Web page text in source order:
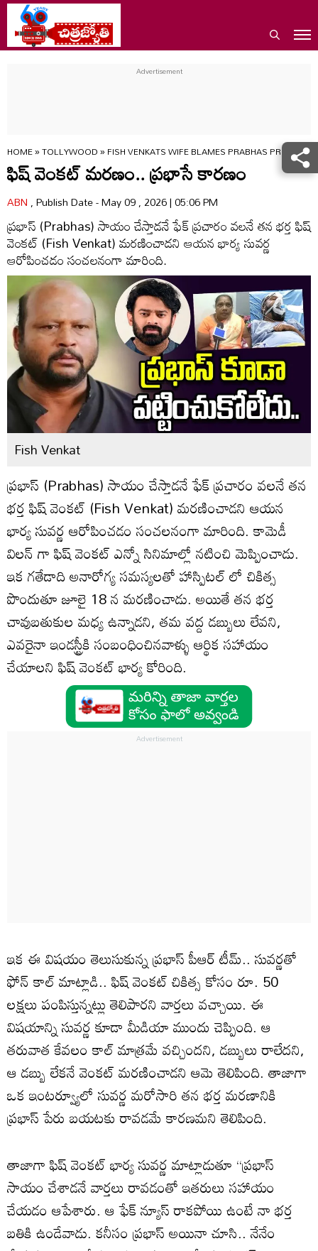
HOME»TOLLYWOOD»FISH VENKATS WIFE BLAMES PRABHAS PR
ఫిష్ వెంకట్ మరణం.. ప్రభాసే కారణం
ABN, Publish Date - May 09 , 2026 | 05:06 PM
ప్రభాస్ (Prabhas) సాయం చేస్తాడనే ఫేక్ ప్రచారం వలనే తన భర్త ఫిష్
వెంకట్ (Fish Venkat) మరణించాడని ఆయన భార్య సువర్ణ
ఆరోపించడం సంచలనంగా మారింది.
Fish Venkat
ప్రభాస్ (Prabhas) సాయం చేస్తాడనే ఫేక్ ప్రచారం వలనే తన
భర్త ఫిష్ వెంకట్ (Fish Venkat) మరణించాడని ఆయన
భార్య సువర్ణ ఆరోపించడం సంచలనంగా మారింది. కామెడీ
విలన్ గా ఫిష్ వెంకట్ ఎన్నో సినిమాల్లో నటించి మెప్పించాడు.
ఇక గతేడాది అనారోగ్య సమస్యలతో హాస్పిటల్ లో చికిత్స
పొందుతూ జూలై 18 న మరణించాడు. అయితే తన భర్త
చావుబతుకుల మధ్య ఉన్నాడని, తమ వద్ద డబ్బులు లేవని,
ఎవరైనా ఇండస్ట్రీకి సంబంధించినవాళ్ళు ఆర్థిక సహాయం
చేయాలని ఫిష్ వెంకట్ భార్య కోరింది.
ఇక ఈ విషయం తెలుసుకున్న ప్రభాస్ పీఆర్ టీమ్.. సువర్ణతో
ఫోన్ కాల్ మాట్లాడి.. ఫిష్ వెంకట్ చికిత్స కోసం రూ. 50
లక్షలు పంపిస్తున్నట్లు తెలిపారని వార్తలు వచ్చాయి. ఈ
విషయాన్ని సువర్ణ కూడా మీడియా ముందు చెప్పింది. ఆ
తరువాత కేవలం కాల్ మాత్రమే వచ్చిందని, డబ్బులు రాలేదని,
ఆ డబ్బు లేకనే వెంకట్ మరణించాడని ఆమె తెలిపింది. తాజాగా
ఒక ఇంటర్వ్యూలో సువర్ణ మరోసారి తన భర్త మరణానికి
ప్రభాస్ పేరు బయటకు రావడమే కారణమని తెలిపింది.
తాజాగా ఫిష్ వెంకట్ భార్య సువర్ణ మాట్లాడుతూ “ప్రభాస్
సాయం చేశాడనే వార్తలు రావడంతో ఇతరులు సహాయం
చేయడం ఆపేశారు. ఆ ఫేక్ న్యూస్ రాకపోయి ఉంటే నా భర్త
బతికి ఉండేవాడు. కనీసం ప్రభాస్ అయినా చూసి.. నేనేం